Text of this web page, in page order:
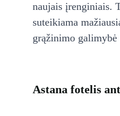
naujais įrenginiais.
suteikiama
grąžinimo
Astana fotelis